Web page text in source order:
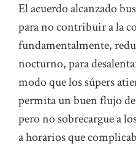
El acuerdo alcanzado
para no contribuir a la
fundamentalmente,
nocturno, para
modo que los súpers
permita un buen flujo
pero no sobrecargue a
a horarios que